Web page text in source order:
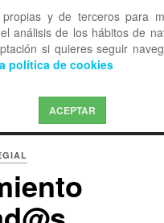
propias y de terceros para
análisis de los hábitos de
si quieres seguir
política de cookies
ACEPTAR